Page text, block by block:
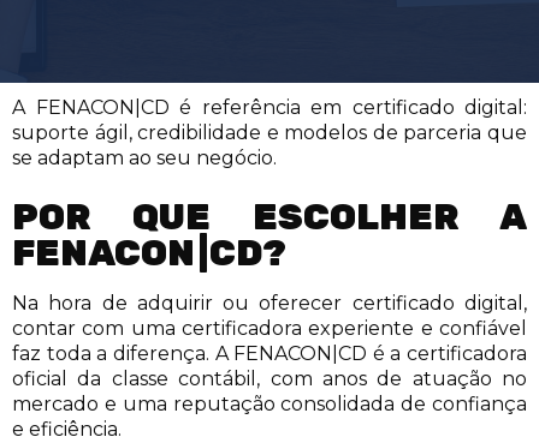
A FENACON|CD é referência em certificado digital:
suporte ágil, credibilidade e modelos de parceria que
se adaptam ao seu negócio.
POR QUE ESCOLHER A
FENACON|CD?
Na hora de adquirir ou oferecer certificado digital,
contar com uma certificadora experiente e confiável
faz toda a diferença. A FENACON|CD é a certificadora
oficial da classe contábil, com anos de atuação no
mercado e uma reputação consolidada de confiança
e eficiência.